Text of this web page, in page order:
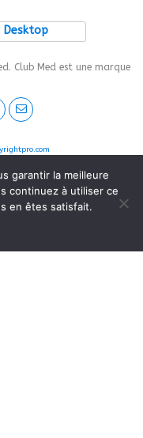
Desktop
Club Med est une marque
garantir la meilleure
continuez à utiliser ce
en êtes satisfait.